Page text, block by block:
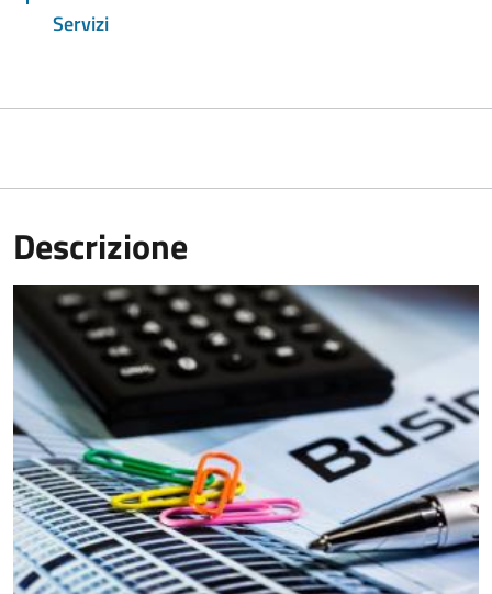
Servizi
Descrizione